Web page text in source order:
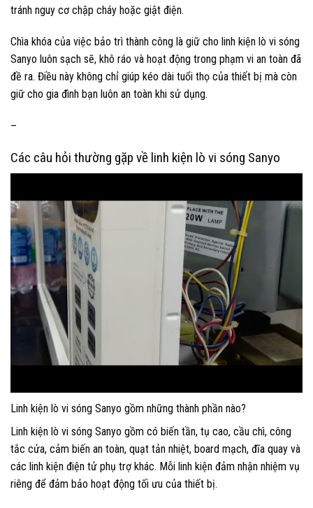
tránh nguy cơ chập cháy hoặc giật điện.
Chìa khóa của việc bảo trì thành công là giữ cho linh kiện lò vi sóng
Sanyo luôn sạch sẽ, khô ráo và hoạt động trong phạm vi an toàn đã
đề ra. Điều này không chỉ giúp kéo dài tuổi thọ của thiết bị mà còn
giữ cho gia đình bạn luôn an toàn khi sử dụng.
–
Các câu hỏi thường gặp về linh kiện lò vi sóng Sanyo
Linh kiện lò vi sóng Sanyo gồm những thành phần nào?
Linh kiện lò vi sóng Sanyo gồm có biến tần, tụ cao, cầu chì, công
tắc cửa, cảm biến an toàn, quạt tản nhiệt, board mạch, đĩa quay và
các linh kiện điện tử phụ trợ khác. Mỗi linh kiện đảm nhận nhiệm vụ
riêng để đảm bảo hoạt động tối ưu của thiết bị.